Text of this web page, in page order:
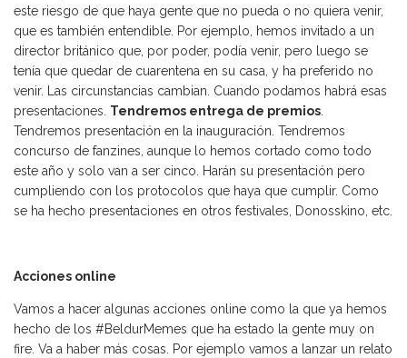
este riesgo de que haya gente que no pueda o no quiera venir,
que es también entendible. Por ejemplo, hemos invitado a un
director británico que, por poder, podía venir, pero luego se
tenía que quedar de cuarentena en su casa, y ha preferido no
venir. Las circunstancias cambian. Cuando podamos habrá esas
presentaciones. Tendremos entrega de premios
Tendremos presentación en la inauguración. Tendremos
concurso de fanzines, aunque lo hemos cortado como todo
este año y solo van a ser cinco. Harán su presentación pero
cumpliendo con los protocolos que haya que cumplir. Como
se ha hecho presentaciones en otros festivales, Donosskino, etc.
Acciones online
Vamos a hacer algunas acciones online como la que ya hemos
hecho de los #BeldurMemes que ha estado la gente muy on
fire. Va a haber más cosas. Por ejemplo vamos a lanzar un relato